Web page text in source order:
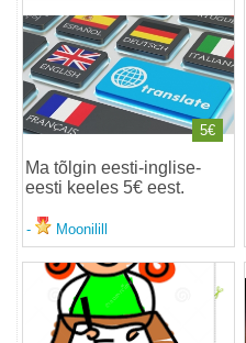
Ma tõlgin eesti-inglise-
eesti keeles 5€ eest.
- Moonilill
5€